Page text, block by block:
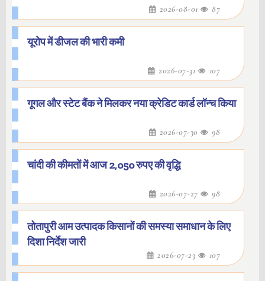
2026-08-01 87
यूरोप में डीजल की भारी कमी
2026-07-31 107
गूगल और स्टेट बैंक ने मिलकर नया क्रेडिट कार्ड लॉन्च किया
2026-07-30 98
चांदी की कीमतों में आज 2,050 रुपए की वृद्धि
2026-07-27 98
तोतापुरी आम उत्पादक किसानों की समस्या समाधान के लिए
दिशा निर्देश जारी
2026-07-23 107